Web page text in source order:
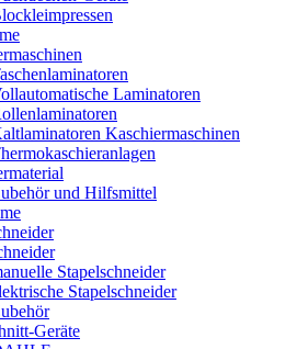
Laminatoren
Kaschiermaschinen
und Hilfsmittel
Stapelschneider
Stapelschneider
Geräte